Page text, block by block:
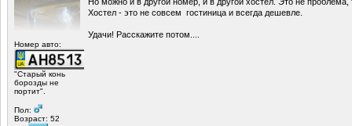
Номер авто:
"Старый конь
борозды не
портит".
Пол:
Возраст: 52
Хостел - это не совсем гостиница и всегда дешевле.
Удачи! Расскажите потом....